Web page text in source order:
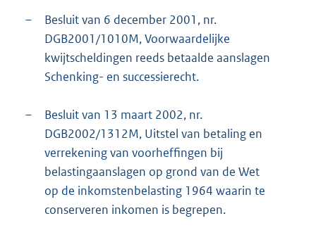
–
Besluit van 6 december 2001, nr.
DGB2001/1010M, Voorwaardelijke
kwijtscheldingen reeds betaalde aanslagen
Schenking- en successierecht.
–
Besluit van 13 maart 2002, nr.
DGB2002/1312M, Uitstel van betaling en
verrekening van voorheffingen bij
belastingaanslagen op grond van de Wet
op de inkomstenbelasting 1964 waarin te
conserveren inkomen is begrepen.